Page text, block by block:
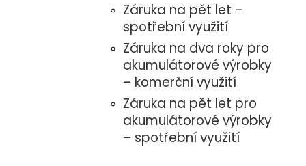
Záruka na pět let –
spotřební využití
Záruka na dva roky pro
akumulátorové výrobky
– komerční využití
Záruka na pět let pro
akumulátorové výrobky
– spotřební využití